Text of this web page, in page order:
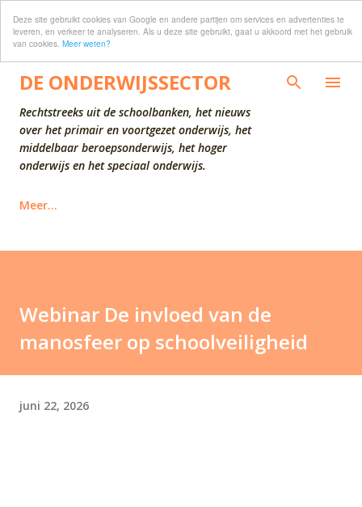
Deze site gebruikt cookies van Google en andere partijen om services en advertenties te
leveren, en verkeer te analyseren. Als u deze site gebruikt, gaat u akkoord met het gebruik
van cookies. Meer weten?
Doorgaan naar hoofdcontent
DE ONDERWIJSSECTOR
Rechtstreeks uit de schoolbanken, het nieuws
over het primair en voortgezet onderwijs, het
middelbaar beroepsonderwijs, het hoger
onderwijs en het speciaal onderwijs.
Meer…
Webinar De invloed van de
manosfeer op schoolveiligheid
juni 22, 2026